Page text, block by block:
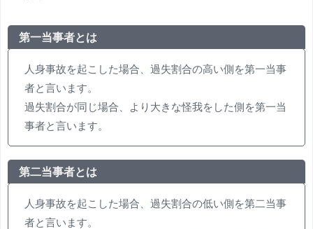
第一当事者とは
人身事故を起こした場合、過失割合の高い側を第一当事
者と言います。
過失割合が同じ場合、より大きな怪我をした側を第一当
事者と言います。
第二当事者とは
人身事故を起こした場合、過失割合の低い側を第二当事
者と言います。